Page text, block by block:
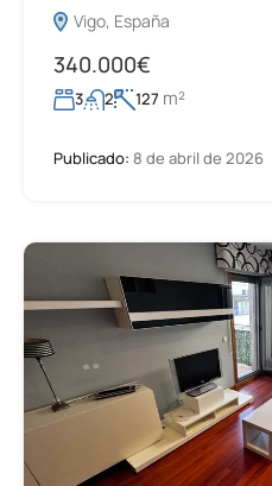
Vigo, España
340.000€
3 2 127 m²
Publicado: 8 de abril de 2026